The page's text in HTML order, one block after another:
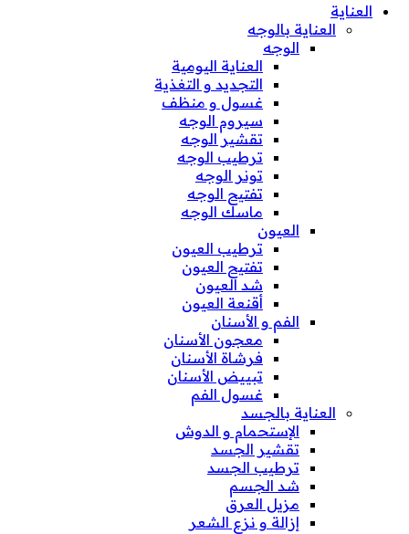
العناية
العناية بالوجه
الوجه
العناية اليومية
التجديد و التغذية
غسول و منظف
سيروم الوجه
تقشير الوجه
ترطيب الوجه
تونر الوجه
تفتيح الوجه
ماسك الوجه
العيون
ترطيب العيون
تفتيح العيون
شد العيون
أقنعة العيون
الفم و الأسنان
معجون الأسنان
فرشاة الأسنان
تبييض الأسنان
غسول الفم
العناية بالجسد
الإستحمام و الدوش
تقشير الجسد
ترطيب الجسد
شد الجسم
مزيل العرق
إزالة و نزع الشعر